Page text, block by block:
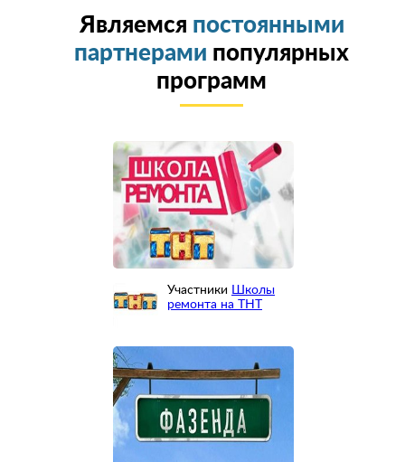
Являемся постоянными
партнерами популярных
программ
Участники
Школы
ремонта на ТНТ